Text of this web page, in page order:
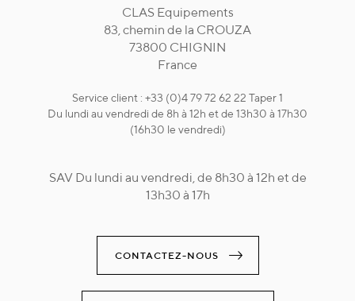
CLAS Equipements
83, chemin de la CROUZA
73800 CHIGNIN
France
Service client : +33 (0)4 79 72 62 22 Taper 1
Du lundi au vendredi de 8h à 12h et de 13h30 à 17h30
(16h30 le vendredi)
SAV Du lundi au vendredi, de 8h30 à 12h et de
13h30 à 17h
CONTACTEZ-NOUS